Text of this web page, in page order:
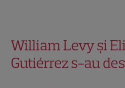
William Levy și
Gutiérrez s-au